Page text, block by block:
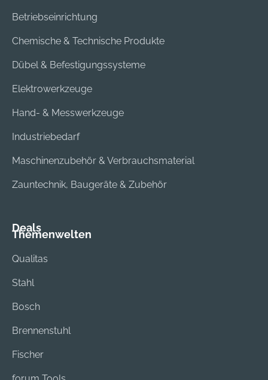
Betriebseinrichtung
Chemische & Technische Produkte
Dübel & Befestigungssysteme
Elektrowerkzeuge
Hand- & Messwerkzeuge
Industriebedarf
Maschinenzubehör & Verbrauchsmaterial
Zauntechnik, Baugeräte & Zubehör
Deals
Themenwelten
Qualitas
Stahl
Bosch
Brennenstuhl
Fischer